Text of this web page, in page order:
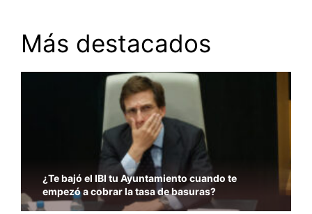
Más destacados
¿Te bajó el IBI tu Ayuntamiento cuando te
empezó a cobrar la tasa de basuras?